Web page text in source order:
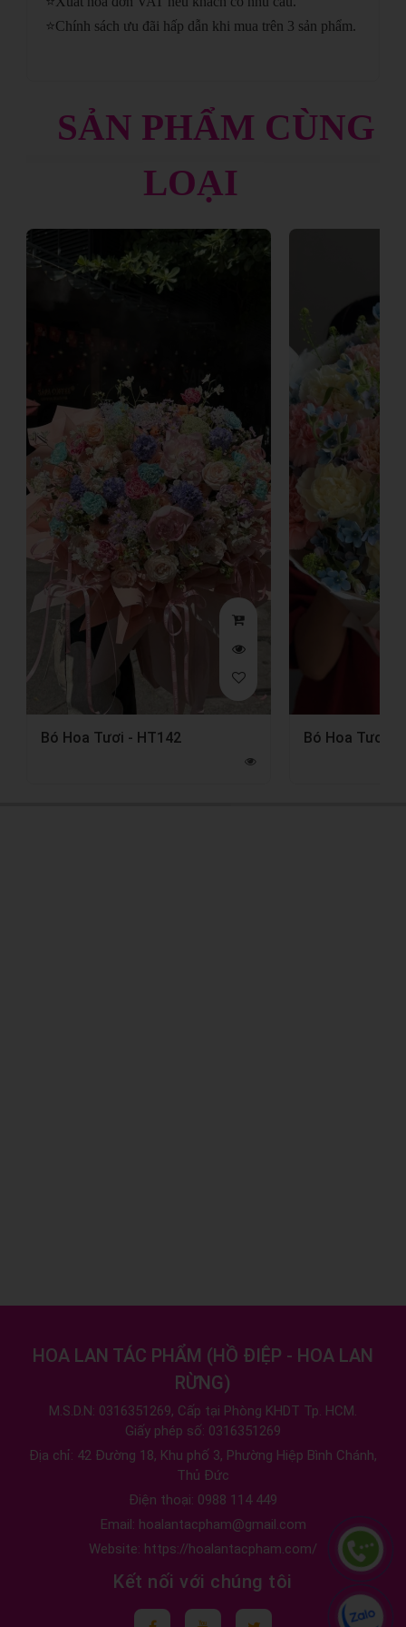
⭐Chính sách ưu đãi hấp dẫn khi mua trên 3 sản phẩm.
SẢN PHẨM CÙNG
LOẠI
Bó Hoa Tươi - HT142 Bó Hoa Tươi -
HOA LAN TÁC PHẨM (HỒ ĐIỆP - HOA LAN
RỪNG)
M.S.D.N: 0316351269, Cấp tại Phòng KHDT Tp. HCM.
Giấy phép số: 0316351269
Địa chỉ: 42 Đường 18, Khu phố 3, Phường Hiệp Bình Chánh,
Thủ Đức
Điện thoại: 0988 114 449
Email: hoalantacpham@gmail.com
Website: https://hoalantacpham.com/
Kết nối với chúng tôi